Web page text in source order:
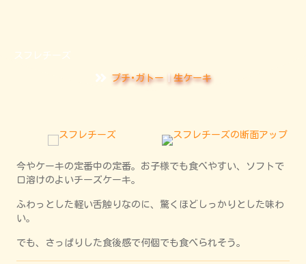
スフレチーズ
プチ･ガトー 生ケーキ
今やケーキの定番中の定番。お子様でも食べやすい、ソフトで
口溶けのよいチーズケーキ。
ふわっとした軽い舌触りなのに、驚くほどしっかりとした味わ
い。
でも、さっぱりした食後感で何個でも食べられそう。